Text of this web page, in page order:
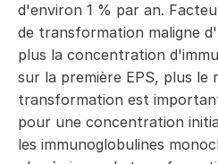
d'environ 1 % par an.
de transformation maligne
plus la concentration
sur la première EPS, plus le
transformation est
pour une concentration
les immunoglobulines